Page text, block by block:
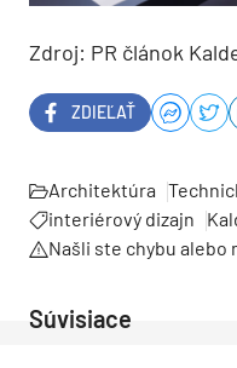
Zdroj: PR článok
ZDIEĽAŤ
Architektúra
interiérový dizajn
Našli ste chybu alebo
Súvisiace